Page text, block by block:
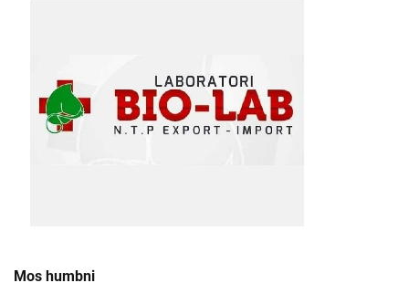
Mos humbni